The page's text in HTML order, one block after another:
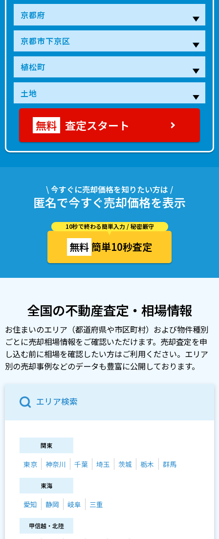
査定スタート
\ 今すぐに売却価格を知りたい方は /
匿名で今すぐ売却価格を表示
10秒で終わる簡単入力 / 秘密厳守
無料簡単10秒査定
全国の不動産査定・相場情報
お住まいのエリア（都道府県や市区町村）および物件種別
ごとに売却相場情報をご確認いただけます。売却査定を申
し込む前に相場を確認したい方はご利用ください。エリア
別の売却事例などのデータも豊富に公開しております。
エリア検索
関東
東京 神奈川 千葉 埼玉 茨城 栃木 群馬
東海
愛知 静岡 岐阜 三重
甲信越・北陸